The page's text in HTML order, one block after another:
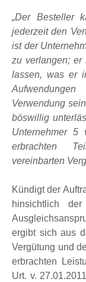
„Der Besteller
jederzeit den
ist der
zu verlangen; er
lassen, was er
Verwendung
böswillig
Unternehmer
erbrachten
vereinbarten
Kündigt der
hinsichtlich
ergibt sich aus
Vergütung und
erbrachten
Urt. v.